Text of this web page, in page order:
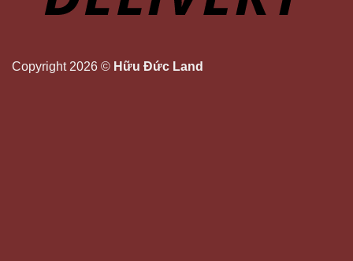
Copyright 2026 © Hữu Đức Land